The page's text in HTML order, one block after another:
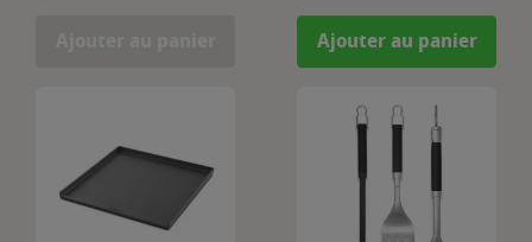
Ajouter au panier